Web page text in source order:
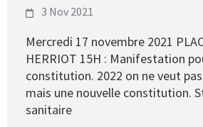
3 Nov 2021
Mercredi 17 novembre 2021
HERRIOT 15H : Manifestation
constitution. 2022 on ne veut
mais une nouvelle constitution.
sanitaire